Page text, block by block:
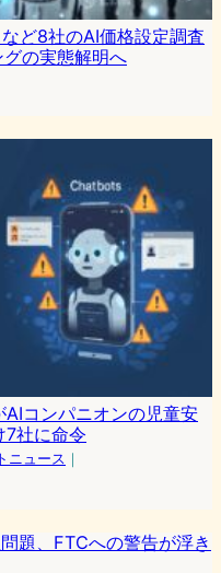
ど8社のAI価格設定調査
の実態解明へ
コンパニオンの児童安
7社に命令
ニュース ｜
題、FTCへの警告が浮き